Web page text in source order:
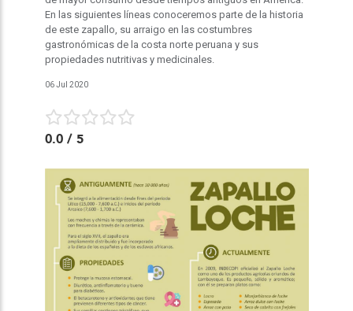
En las siguientes líneas conoceremos parte de la historia
de este zapallo, su arraigo en las costumbres
gastronómicas de la costa norte peruana y sus
propiedades nutritivas y medicinales.
06 Jul 2020
0.0/ 5